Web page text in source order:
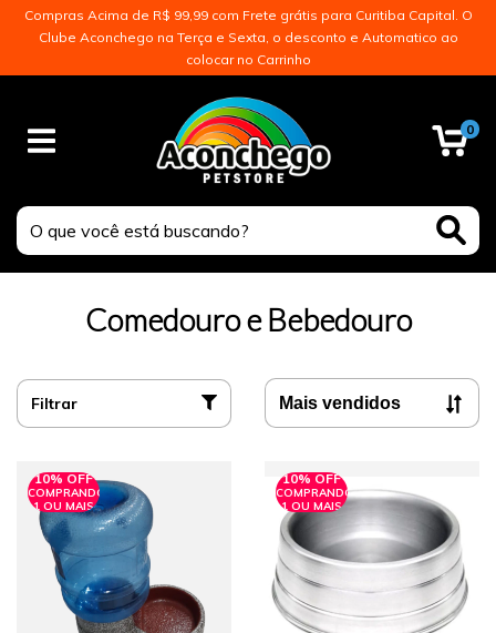
Compras Acima de R$ 99,99 com Frete grátis para Curitiba Capital. O
Clube Aconchego na Terça e Sexta, o desconto e Automatico ao
colocar no Carrinho
0
Comedouro e Bebedouro
Filtrar
10% OFF
COMPRANDO
1 OU MAIS
10% OFF
COMPRANDO
1 OU MAIS